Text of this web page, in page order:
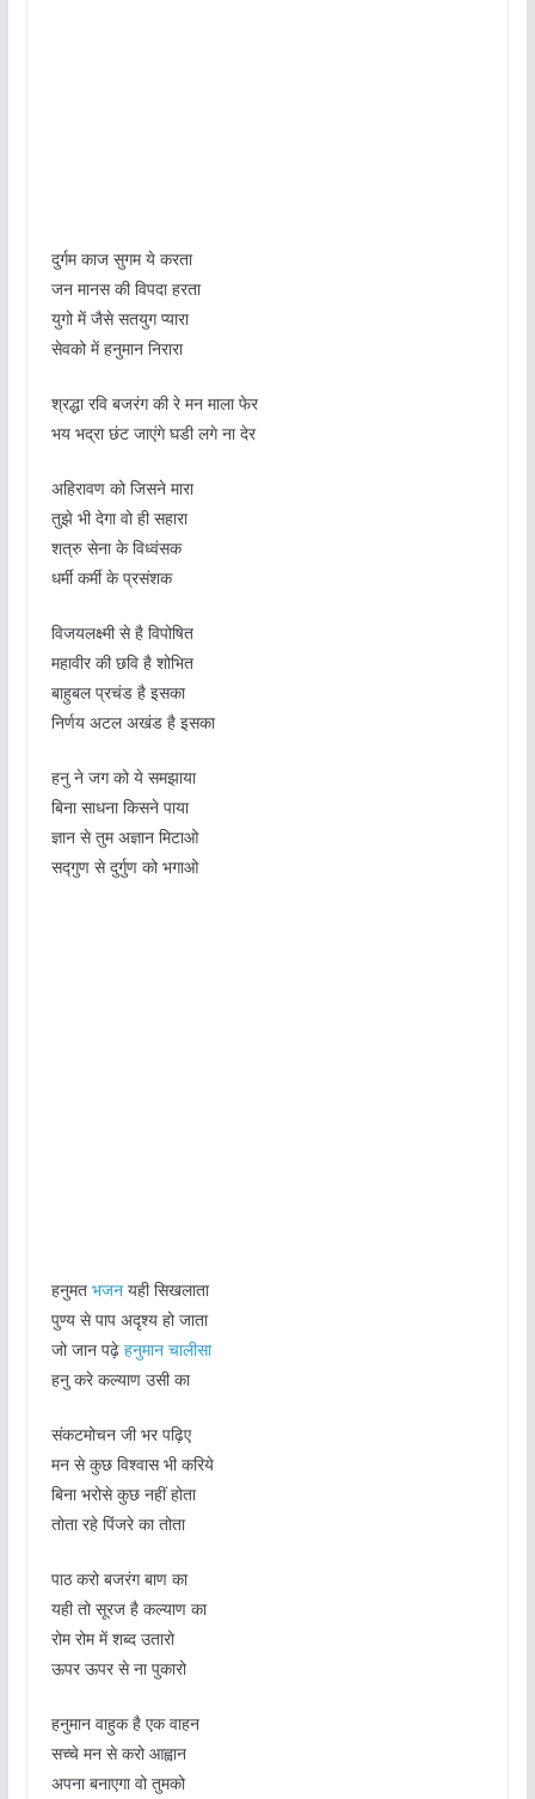
दुर्गम काज सुगम ये करता
जन मानस की विपदा हरता
युगो में जैसे सतयुग प्यारा
सेवको में हनुमान निरारा
श्रद्धा रवि बजरंग की रे मन माला फेर
भय भद्रा छंट जाएंगे घडी लगे ना देर
अहिरावण को जिसने मारा
तुझे भी देगा वो ही सहारा
शत्रु सेना के विध्वंसक
धर्मी कर्मी के प्रसंशक
विजयलक्ष्मी से है विपोषित
महावीर की छवि है शोभित
बाहुबल प्रचंड है इसका
निर्णय अटल अखंड है इसका
हनु ने जग को ये समझाया
बिना साधना किसने पाया
ज्ञान से तुम अज्ञान मिटाओ
सद्गुण से दुर्गुण को भगाओ
हनुमत भजनयही सिखलाता
पुण्य से पाप अदृश्य हो जाता
जो जान पढ़े हनुमान चालीसा
हनु करे कल्याण उसी का
संकटमोचन जी भर पढ़िए
मन से कुछ विश्वास भी करिये
बिना भरोसे कुछ नहीं होता
तोता रहे पिंजरे का तोता
पाठ करो बजरंग बाण का
यही तो सूरज है कल्याण का
रोम रोम में शब्द उतारो
ऊपर ऊपर से ना पुकारो
हनुमान वाहुक है एक वाहन
सच्चे मन से करो आह्वान
अपना बनाएगा वो तुमको